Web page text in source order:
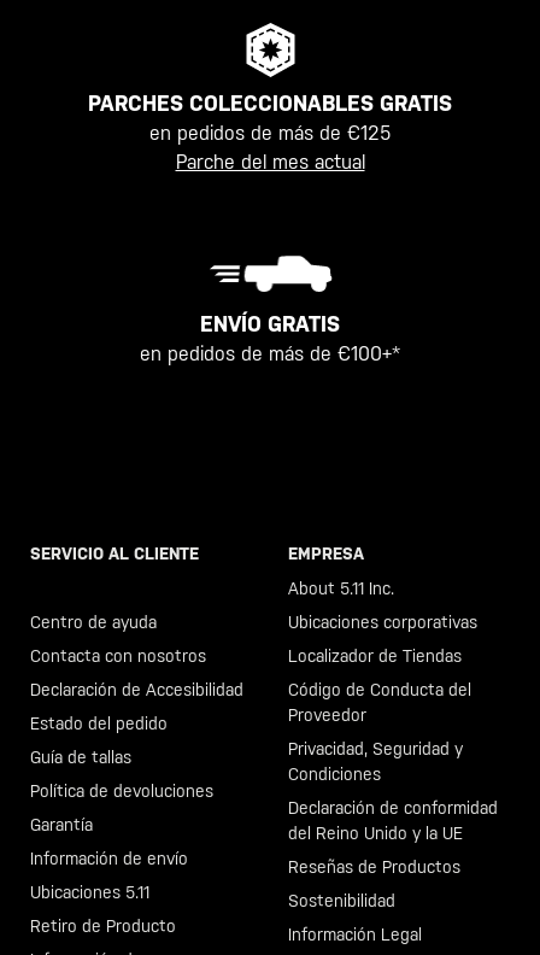
PARCHES COLECCIONABLES GRATIS
en pedidos de más de €125
Parche del mes actual
ENVÍO GRATIS
en pedidos de más de €100+*
SERVICIO AL CLIENTE
Centro de ayuda
Contacta con nosotros
Declaración de Accesibilidad
Estado del pedido
Guía de tallas
Política de devoluciones
Garantía
Información de envío
Ubicaciones 5.11
Retiro de Producto
EMPRESA
About 5.11 Inc.
Ubicaciones corporativas
Localizador de Tiendas
Código de Conducta del
Proveedor
Privacidad, Seguridad y
Condiciones
Declaración de conformidad
del Reino Unido y la UE
Reseñas de Productos
Sostenibilidad
Información Legal